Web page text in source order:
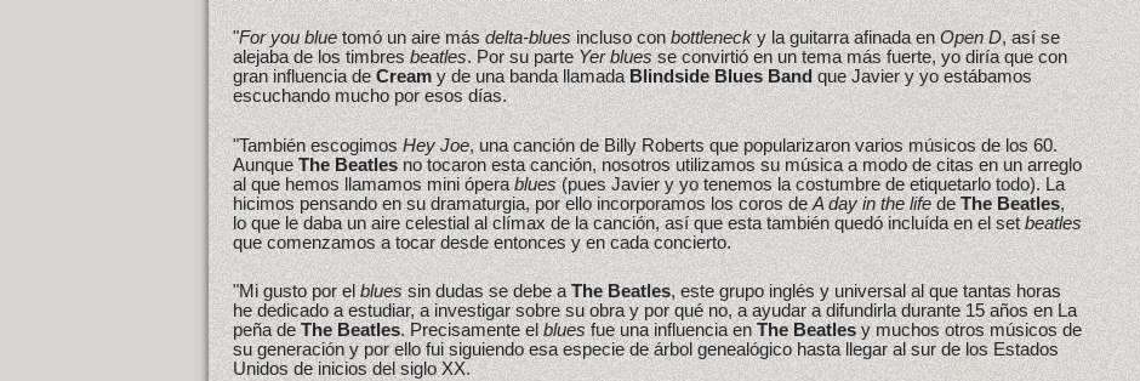
"For you bluetomó un aire másdelta-bluesincluso conbottlenecky la guitarra afinada enOpen D, así se
alejaba de los timbresbeatles. Por su parteYer bluesse convirtió en un tema más fuerte, yo diría que con
gran influencia de Creamy de una banda llamadaBlindside Blues Bandque Javier y yo estábamos
escuchando mucho por esos días.
"También escogimosHey Joe, una canción de Billy Roberts que popularizaron varios músicos de los 60.
AunqueThe Beatlesno tocaron esta canción, nosotros utilizamos su música a modo de citas en un arreglo
al que hemos llamamos mini óperablues(pues Javier y yo tenemos la costumbre de etiquetarlo todo). La
hicimos pensando en su dramaturgia, por ello incorporamos los coros deA day in the lifedeThe Beatles,
lo que le daba un aire celestial al clímax de la canción, así que esta también quedó incluída en el setbeatles
que comenzamos a tocar desde entonces y en cada concierto.
"Mi gusto por el bluessin dudas se debe aThe Beatles, este grupo inglés y universal al que tantas horas
he dedicado a estudiar, a investigar sobre su obra y por qué no, a ayudar a difundirla durante 15 años en La
peña deThe Beatles. Precisamente elbluesfue una influencia enThe Beatlesy muchos otros músicos de
su generación y por ello fui siguiendo esa especie de árbol genealógico hasta llegar al sur de los Estados
Unidos de inicios del siglo XX.